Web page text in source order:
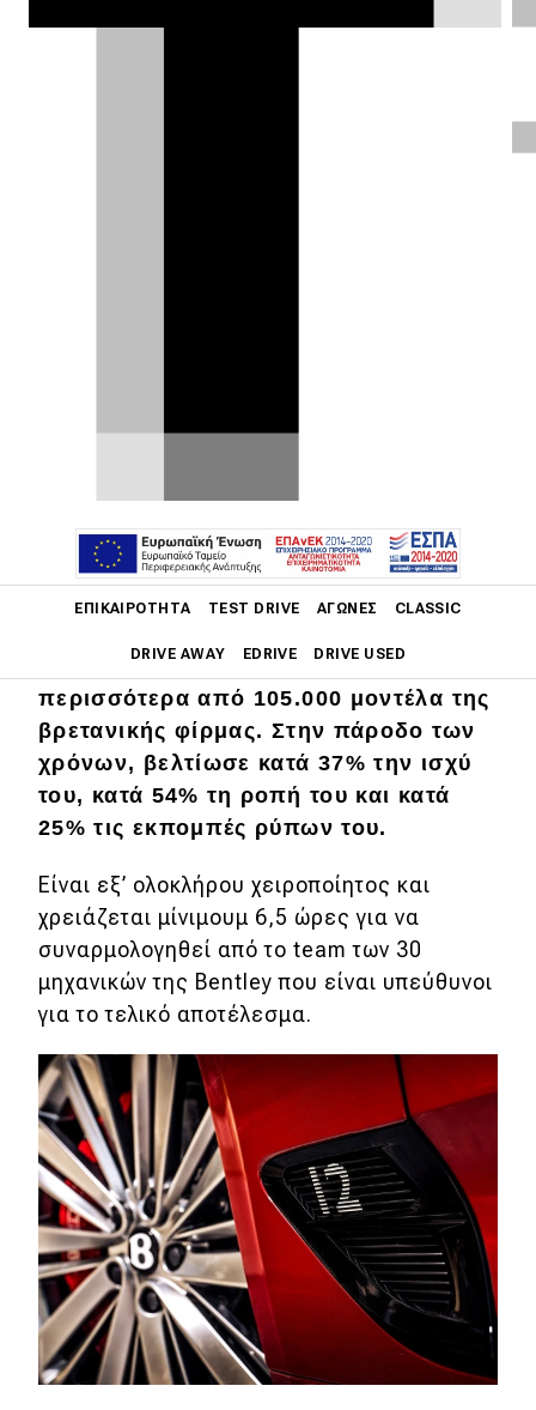
ΕΠΙΚΑΙΡΌΤΗΤΑ TEST DRIVE ΑΓΏΝΕΣ CLASSIC
DRIVE AWAY EDRIVE DRIVE USED
Main navigation
Επικαιρότητα
Νέα μοντέλα
Πρωτότυπα
Ελλάδα
Κόσμος
Τεχνολογία
Ασφάλεια
Αγορά
Απόψεις
Test Drive
Δοκιμή
Αποστολή
Συγκρίνουμε
Ο W12 κινητήρας της Bentley (6,0 lt,
twin-turbo), παρουσιάστηκε για πρώτη
χρόνια ζωής του, εφοδίασε
περισσότερα από 105.000 μοντέλα της
βρετανικής φίρμας. Στην πάροδο των
χρόνων, βελτίωσε κατά 37% την ισχύ
του, κατά 54% τη ροπή του και κατά
25% τις εκπομπές ρύπων του.
Είναι εξ’ ολοκλήρου χειροποίητος και
χρειάζεται μίνιμουμ 6,5 ώρες για να
συναρμολογηθεί από το team των 30
μηχανικών της Bentley που είναι υπεύθυνοι
για το τελικό αποτέλεσμα.